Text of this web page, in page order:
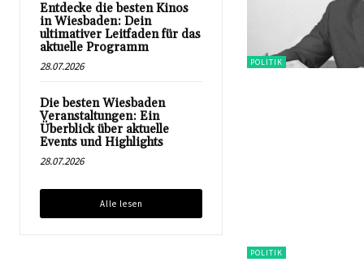
Entdecke die besten Kinos
in Wiesbaden: Dein
ultimativer Leitfaden für das
aktuelle Programm
28.07.2026
Die besten Wiesbaden
Veranstaltungen: Ein
Überblick über aktuelle
Events und Highlights
28.07.2026
Alle lesen
POLITIK
POLITIK